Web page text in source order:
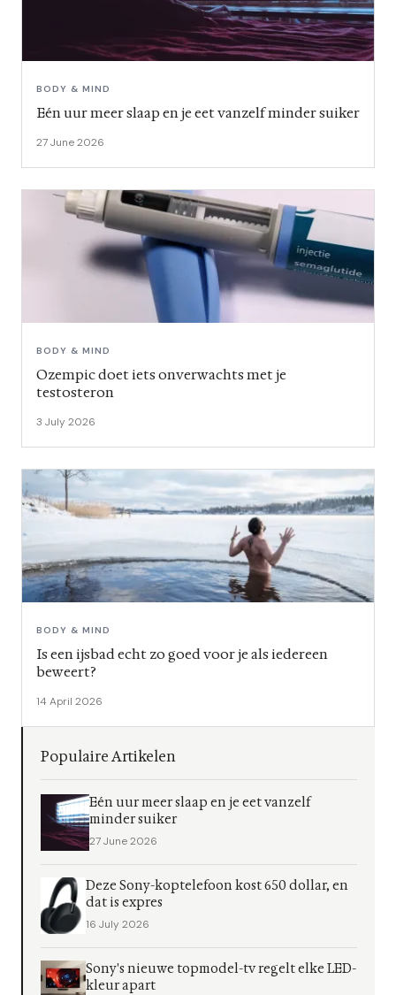
BODY & MIND
Eén uur meer slaap en je eet vanzelf minder suiker
27 June 2026
BODY & MIND
Ozempic doet iets onverwachts met je
testosteron
3 July 2026
BODY & MIND
Is een ijsbad echt zo goed voor je als iedereen
beweert?
14 April 2026
Populaire Artikelen
Eén uur meer slaap en je eet vanzelf
minder suiker
27 June 2026
Deze Sony-koptelefoon kost 650 dollar, en
dat is expres
16 July 2026
Sony's nieuwe topmodel-tv regelt elke LED-
kleur apart